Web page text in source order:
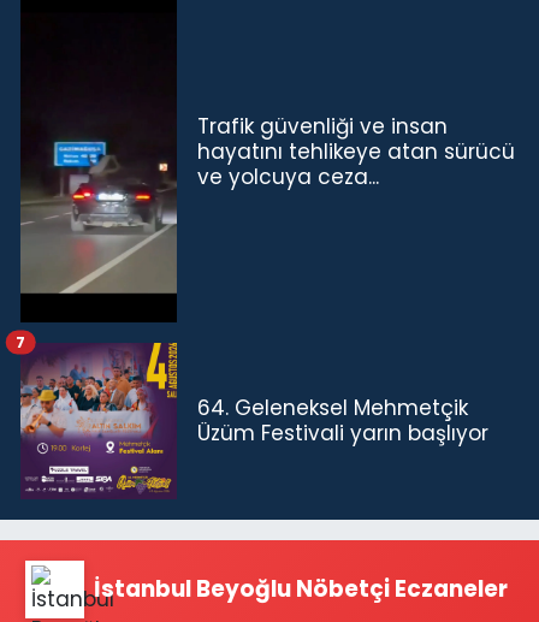
Trafik güvenliği ve insan
hayatını tehlikeye atan sürücü
ve yolcuya ceza...
64. Geleneksel Mehmetçik
Üzüm Festivali yarın başlıyor
7
İstanbul Beyoğlu Nöbetçi Eczaneler